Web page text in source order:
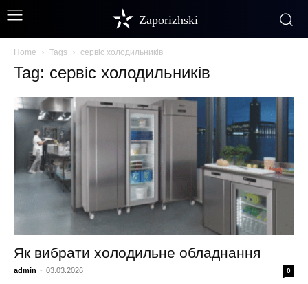
Zaporizhski
Home Tags сервіс холодильників
Tag: сервіс холодильників
Як вибрати холодильне обладнання
admin - 03.03.2026 0